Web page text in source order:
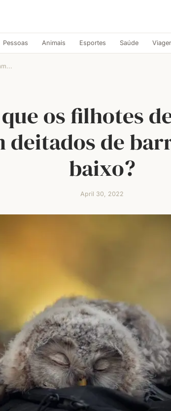
Pessoas Animais Esportes Saúde
os filhotes
deitados de
baixo?
April 30, 2022